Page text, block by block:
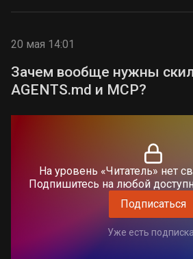
20 мая 14:01
Зачем вообще нужны
AGENTS.md и MCP?
На уровень «Читатель» нет
Подпишитесь на любой
Подписаться
Уже есть